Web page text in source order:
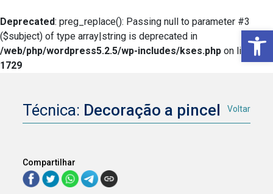
Deprecated: preg_replace(): Passing null to parameter #3
($subject) of type array|string is deprecated in
/web/php/wordpress5.2.5/wp-includes/kses.php on line
1729
Técnica: Decoração a pincel Voltar
Compartilhar